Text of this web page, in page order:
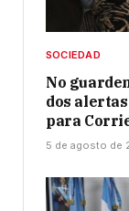
SOCIEDAD
No
dos
para
5 de agosto de